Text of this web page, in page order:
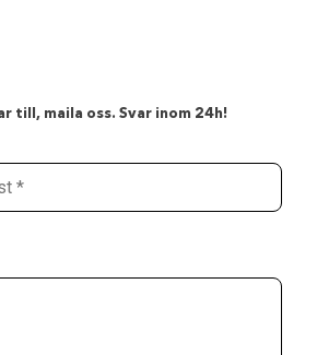
till, maila oss. Svar inom 24h!